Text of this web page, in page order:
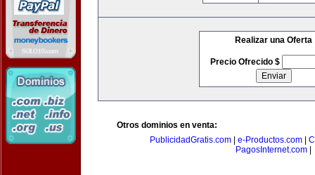
Realizar una Oferta
Precio Ofrecido $
Otros dominios en venta:
PublicidadGratis.com
e-Productos.com
PagosInternet.com